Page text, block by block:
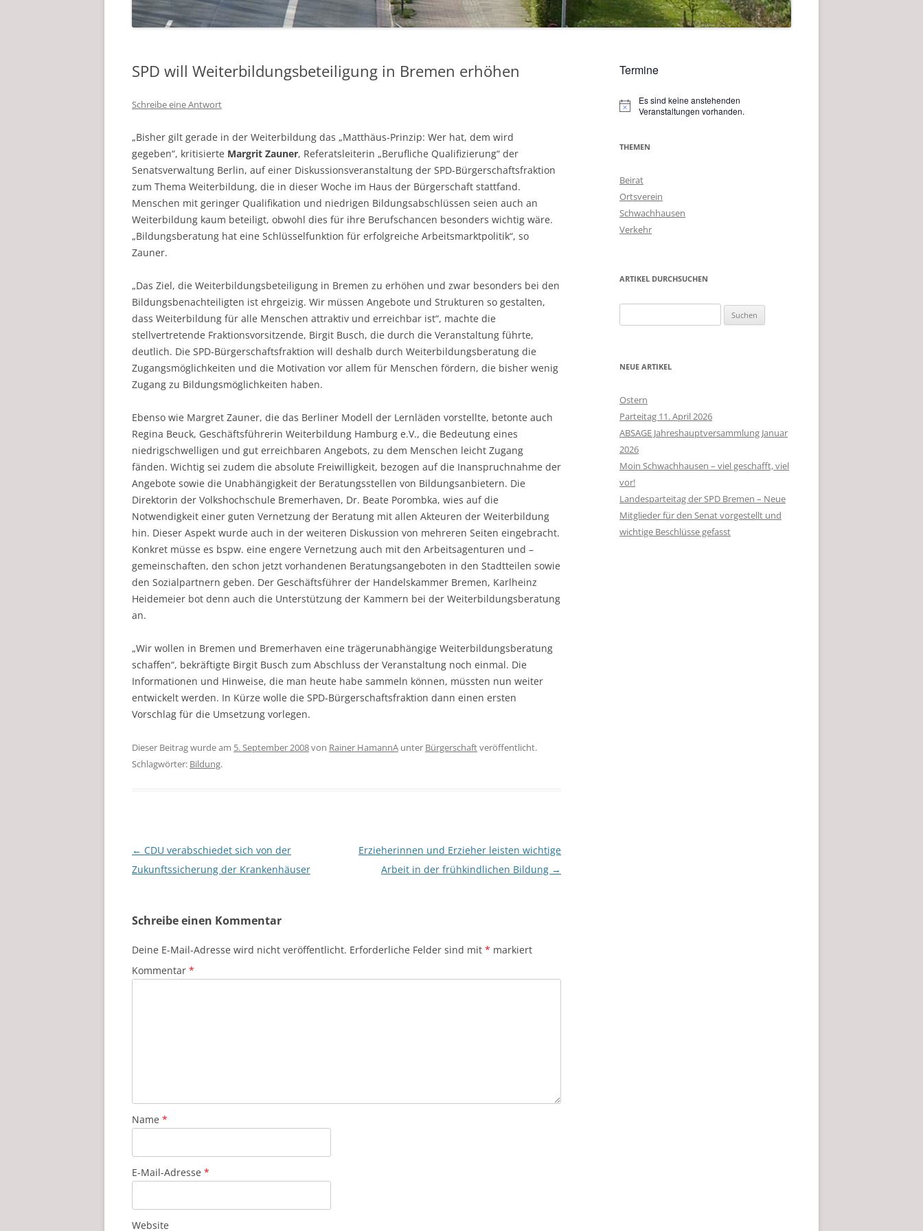
SPD will Weiterbildungsbeteiligung in Bremen erhöhen
Schreibe eine Antwort
„Bisher gilt gerade in der Weiterbildung das „Matthäus-Prinzip: Wer hat, dem wird
gegeben“, kritisierte Margrit Zauner, Referatsleiterin „Berufliche Qualifizierung“ der
Senatsverwaltung Berlin, auf einer Diskussionsveranstaltung der SPD-Bürgerschaftsfraktion
zum Thema Weiterbildung, die in dieser Woche im Haus der Bürgerschaft stattfand.
Menschen mit geringer Qualifikation und niedrigen Bildungsabschlüssen seien auch an
Weiterbildung kaum beteiligt, obwohl dies für ihre Berufschancen besonders wichtig wäre.
„Bildungsberatung hat eine Schlüsselfunktion für erfolgreiche Arbeitsmarktpolitik“, so
Zauner.
„Das Ziel, die Weiterbildungsbeteiligung in Bremen zu erhöhen und zwar besonders bei den
Bildungsbenachteiligten ist ehrgeizig. Wir müssen Angebote und Strukturen so gestalten,
dass Weiterbildung für alle Menschen attraktiv und erreichbar ist“, machte die
stellvertretende Fraktionsvorsitzende, Birgit Busch, die durch die Veranstaltung führte,
deutlich. Die SPD-Bürgerschaftsfraktion will deshalb durch Weiterbildungsberatung die
Zugangsmöglichkeiten und die Motivation vor allem für Menschen fördern, die bisher wenig
Zugang zu Bildungsmöglichkeiten haben.
Ebenso wie Margret Zauner, die das Berliner Modell der Lernläden vorstellte, betonte auch
Regina Beuck, Geschäftsführerin Weiterbildung Hamburg e.V., die Bedeutung eines
niedrigschwelligen und gut erreichbaren Angebots, zu dem Menschen leicht Zugang
fänden. Wichtig sei zudem die absolute Freiwilligkeit, bezogen auf die Inanspruchnahme der
Angebote sowie die Unabhängigkeit der Beratungsstellen von Bildungsanbietern. Die
Direktorin der Volkshochschule Bremerhaven, Dr. Beate Porombka, wies auf die
Notwendigkeit einer guten Vernetzung der Beratung mit allen Akteuren der Weiterbildung
hin. Dieser Aspekt wurde auch in der weiteren Diskussion von mehreren Seiten eingebracht.
Konkret müsse es bspw. eine engere Vernetzung auch mit den Arbeitsagenturen und –
gemeinschaften, den schon jetzt vorhandenen Beratungsangeboten in den Stadtteilen sowie
den Sozialpartnern geben. Der Geschäftsführer der Handelskammer Bremen, Karlheinz
Heidemeier bot denn auch die Unterstützung der Kammern bei der Weiterbildungsberatung
an.
„Wir wollen in Bremen und Bremerhaven eine trägerunabhängige Weiterbildungsberatung
schaffen“, bekräftigte Birgit Busch zum Abschluss der Veranstaltung noch einmal. Die
Informationen und Hinweise, die man heute habe sammeln können, müssten nun weiter
entwickelt werden. In Kürze wolle die SPD-Bürgerschaftsfraktion dann einen ersten
Vorschlag für die Umsetzung vorlegen.
Dieser Beitrag wurde am 5. September 2008von Rainer HamannA unter Bürgerschaftveröffentlicht.
Schlagwörter: Bildung.
Beitragsnavigation
← CDU verabschiedet sich von der
Zukunftssicherung der Krankenhäuser
Erzieherinnen und Erzieher leisten wichtige
Arbeit in der frühkindlichen Bildung →
Schreibe einen Kommentar
Deine E-Mail-Adresse wird nicht veröffentlicht. Erforderliche Felder sind mit * markiert
Kommentar *
Name *
E-Mail-Adresse *
Website
Termine
Hinweis
Es sind keine anstehenden
Veranstaltungen vorhanden.
THEMEN
Beirat
Ortsverein
Schwachhausen
Verkehr
ARTIKEL DURCHSUCHEN
nach:
NEUE ARTIKEL
Ostern
Parteitag 11. April 2026
ABSAGE Jahreshauptversammlung Januar
2026
Moin Schwachhausen – viel geschafft, viel
vor!
Landesparteitag der SPD Bremen – Neue
Mitglieder für den Senat vorgestellt und
wichtige Beschlüsse gefasst